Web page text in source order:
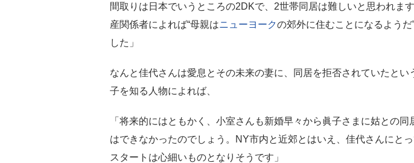
間取りは日本でいうところの2DKで、2世帯同居は難しいと思われま
産関係者によれば“母親はニューヨークの郊外に住むことになるようだ
した」
なんと佳代さんは愛息とその未来の妻に、同居を拒否されていたとい
子を知る人物によれば、
「将来的にはともかく、小室さんも新婚早々から眞子さまに姑との同
はできなかったのでしょう。NY市内と近郊とはいえ、佳代さんにと
スタートは心細いものとなりそうです」